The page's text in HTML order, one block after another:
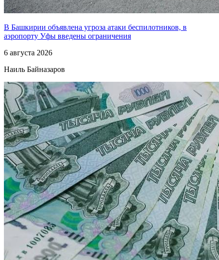
В Башкирии объявлена угроза атаки беспилотников, в
аэропорту Уфы введены ограничения
6 августа 2026
Наиль Байназаров